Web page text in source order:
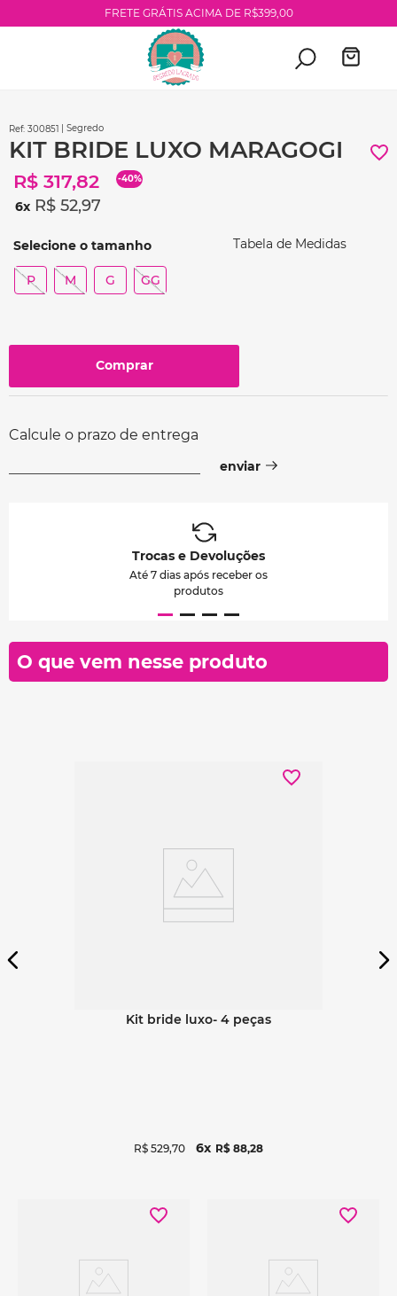
FRETE GRÁTIS ACIMA DE R$399,00
: 300851 | Segredo
KIT BRIDE LUXO MARAGOGI
R$ 317,82 -40%
6 R$ 52,97
P M G GG
Tabela de Medidas
Comprar
Calcule o prazo de entrega
Trocas e Devoluções
Até 7 dias após receber os
produtos
O que vem nesse produto
kit bride luxo- 4 peças
R$ 529,70 6 R$ 88,28
Ver detalhes